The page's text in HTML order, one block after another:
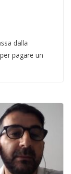
dalla
pagare un